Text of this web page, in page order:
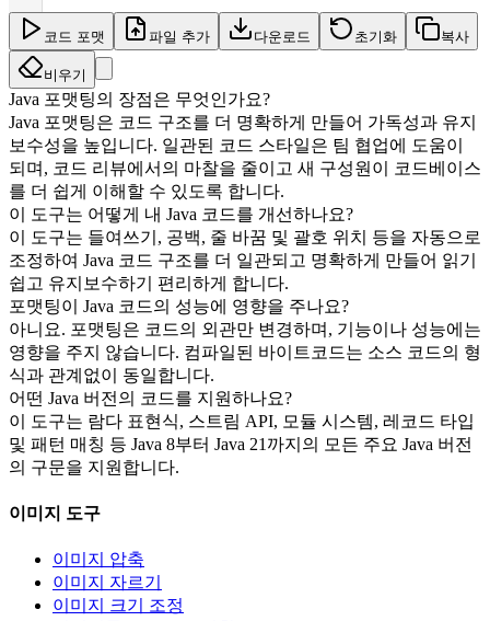
코드 포맷 파일 추가 다운로드 초기화 복사
비우기
Java 포맷팅의 장점은 무엇인가요?
Java 포맷팅은 코드 구조를 더 명확하게 만들어 가독성과 유지
보수성을 높입니다. 일관된 코드 스타일은 팀 협업에 도움이
되며, 코드 리뷰에서의 마찰을 줄이고 새 구성원이 코드베이스
를 더 쉽게 이해할 수 있도록 합니다.
이 도구는 어떻게 내 Java 코드를 개선하나요?
이 도구는 들여쓰기, 공백, 줄 바꿈 및 괄호 위치 등을 자동으로
조정하여 Java 코드 구조를 더 일관되고 명확하게 만들어 읽기
쉽고 유지보수하기 편리하게 합니다.
포맷팅이 Java 코드의 성능에 영향을 주나요?
아니요. 포맷팅은 코드의 외관만 변경하며, 기능이나 성능에는
영향을 주지 않습니다. 컴파일된 바이트코드는 소스 코드의 형
식과 관계없이 동일합니다.
어떤 Java 버전의 코드를 지원하나요?
이 도구는 람다 표현식, 스트림 API, 모듈 시스템, 레코드 타입
및 패턴 매칭 등 Java 8부터 Java 21까지의 모든 주요 Java 버전
의 구문을 지원합니다.
이미지 도구
이미지 압축
이미지 자르기
이미지 크기 조정